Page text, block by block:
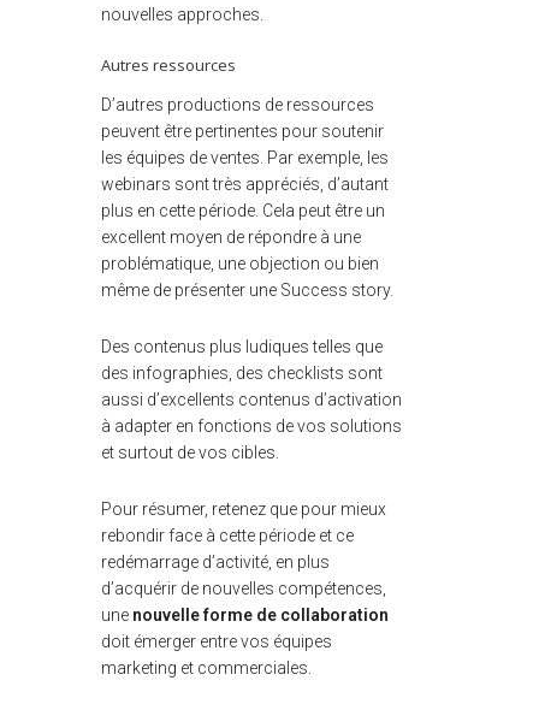
nouvelles approches.
Autres ressources
D’autres productions de ressources
peuvent être pertinentes pour soutenir
les équipes de ventes. Par exemple, les
webinars sont très appréciés, d’autant
plus en cette période. Cela peut être un
excellent moyen de répondre à une
problématique, une objection ou bien
même de présenter une Success story.
Des contenus plus ludiques telles que
des infographies, des checklists sont
aussi d’excellents contenus d’activation
à adapter en fonctions de vos solutions
et surtout de vos cibles.
Pour résumer, retenez que pour mieux
rebondir face à cette période et ce
redémarrage d’activité, en plus
d’acquérir de nouvelles compétences,
une nouvelle forme de collaboration
doit émerger entre vos équipes
marketing et commerciales.